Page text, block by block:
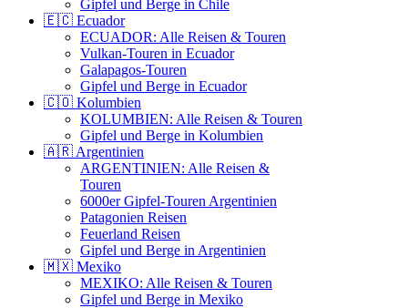
Gipfel und Berge in Chile
🇪🇨 Ecuador
ECUADOR: Alle Reisen & Touren
Vulkan-Touren in Ecuador
Galapagos-Touren
Gipfel und Berge in Ecuador
🇨🇴 Kolumbien
KOLUMBIEN: Alle Reisen & Touren
Gipfel und Berge in Kolumbien
🇦🇷 Argentinien
ARGENTINIEN: Alle Reisen &
Touren
6000er Gipfel-Touren Argentinien
Patagonien Reisen
Feuerland Reisen
Gipfel und Berge in Argentinien
🇲🇽 Mexiko
MEXIKO: Alle Reisen & Touren
Gipfel und Berge in Mexiko